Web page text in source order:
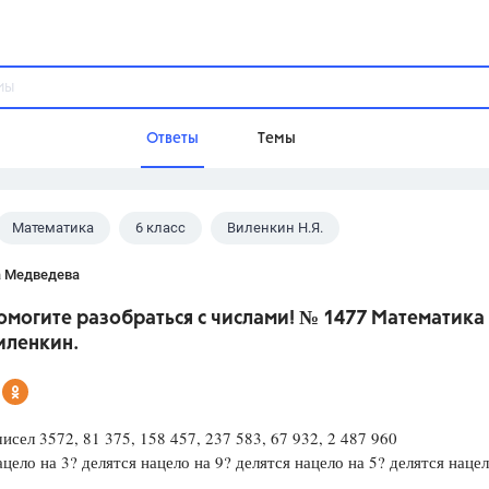
Ответы Темы
Домашнее задание
Учебники
Разумовская М.М., Габриелян
Математика 6 класс Виленкин Н.Я.
Медведева
разобраться с числами! № 1477 Математика
3572, 81 375, 158 457, 237 583, 67 932, 2 487 960
на 3? делятся нацело на 9? делятся нацело на 5? делятся